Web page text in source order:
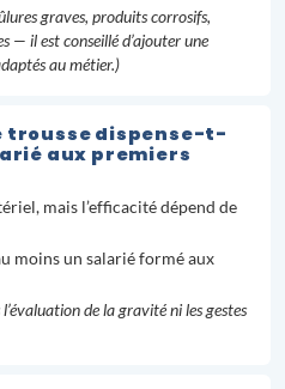
graves, produits corrosifs,
— il est conseillé d’ajouter une
au métier.)
trousse dispense-t-
aux premiers
mais l’efficacité dépend de
moins un salarié formé aux
de la gravité ni les gestes